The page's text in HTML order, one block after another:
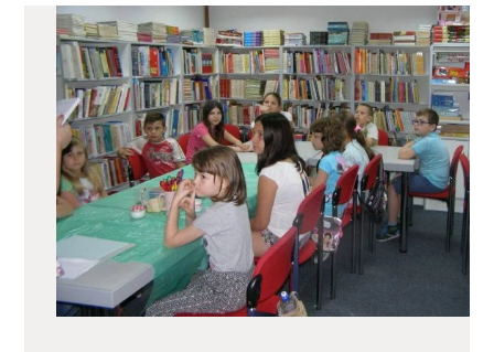
PROGRAMI I PROJEKTI
KATALOG
O KNJIŽNICI
ZA KORISNIKE
ODJELI
DOKUMENTI
KONTAKT